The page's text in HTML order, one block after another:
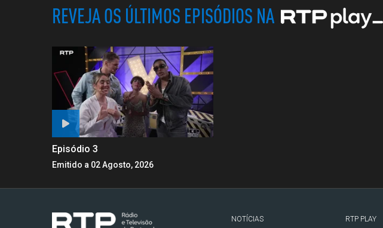
REVEJA OS ÚLTIMOS EPISÓDIOS NA
Episódio 3
Emitido a 02 Agosto, 2026
NOTÍCIAS
RTP PLAY